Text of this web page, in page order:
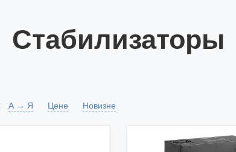
Стабилизаторы
А → Я Цене Новизне